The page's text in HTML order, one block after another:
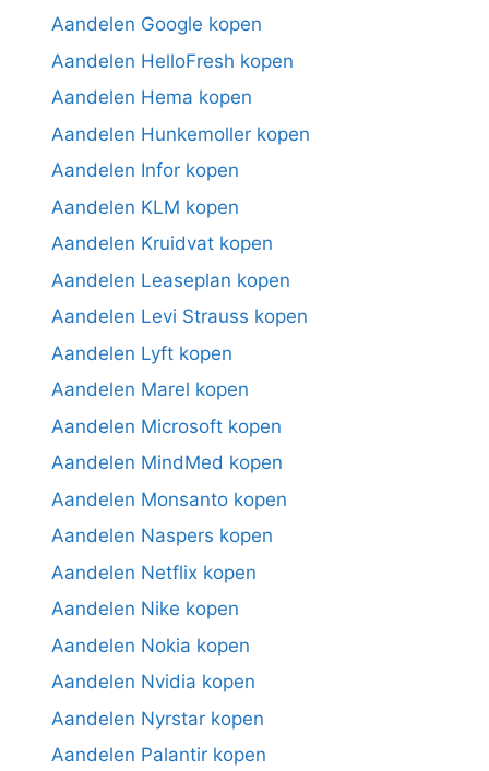
Aandelen Google kopen
Aandelen HelloFresh kopen
Aandelen Hema kopen
Aandelen Hunkemoller kopen
Aandelen Infor kopen
Aandelen KLM kopen
Aandelen Kruidvat kopen
Aandelen Leaseplan kopen
Aandelen Levi Strauss kopen
Aandelen Lyft kopen
Aandelen Marel kopen
Aandelen Microsoft kopen
Aandelen MindMed kopen
Aandelen Monsanto kopen
Aandelen Naspers kopen
Aandelen Netflix kopen
Aandelen Nike kopen
Aandelen Nokia kopen
Aandelen Nvidia kopen
Aandelen Nyrstar kopen
Aandelen Palantir kopen